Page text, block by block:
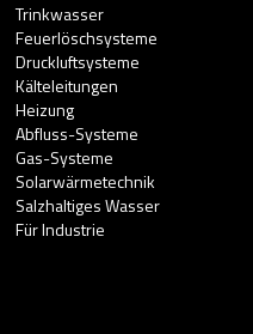
Trinkwasser
Feuerlöschsysteme
Druckluftsysteme
Kälteleitungen
Heizung
Abfluss-Systeme
Gas-Systeme
Solarwärmetechnik
Salzhaltiges Wasser
Für Industrie